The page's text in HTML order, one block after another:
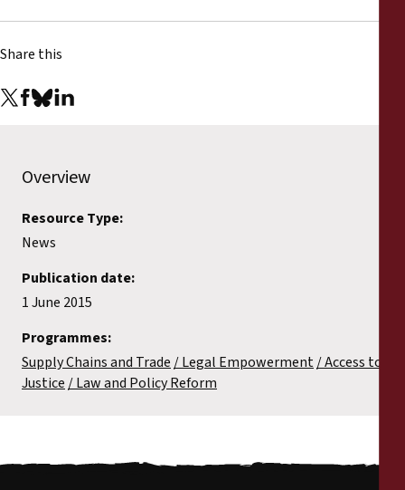
Share this
Overview
Resource Type:
News
Publication date:
1 June 2015
Programmes:
Supply Chains and Trade
Legal Empowerment Access to
Justice
Law and Policy Reform